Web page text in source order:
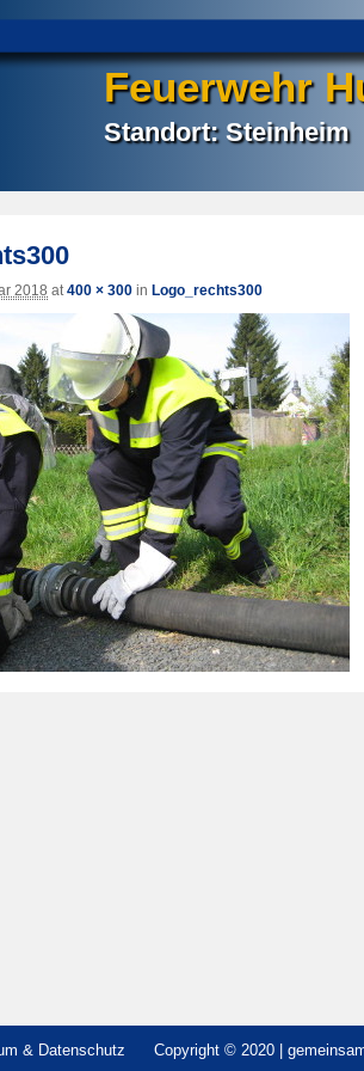
Feuerwehr
Standort: Steinheim
2018 at 400 × 300 in Logo_rechts300
& Datenschutz Copyright © 2020 |